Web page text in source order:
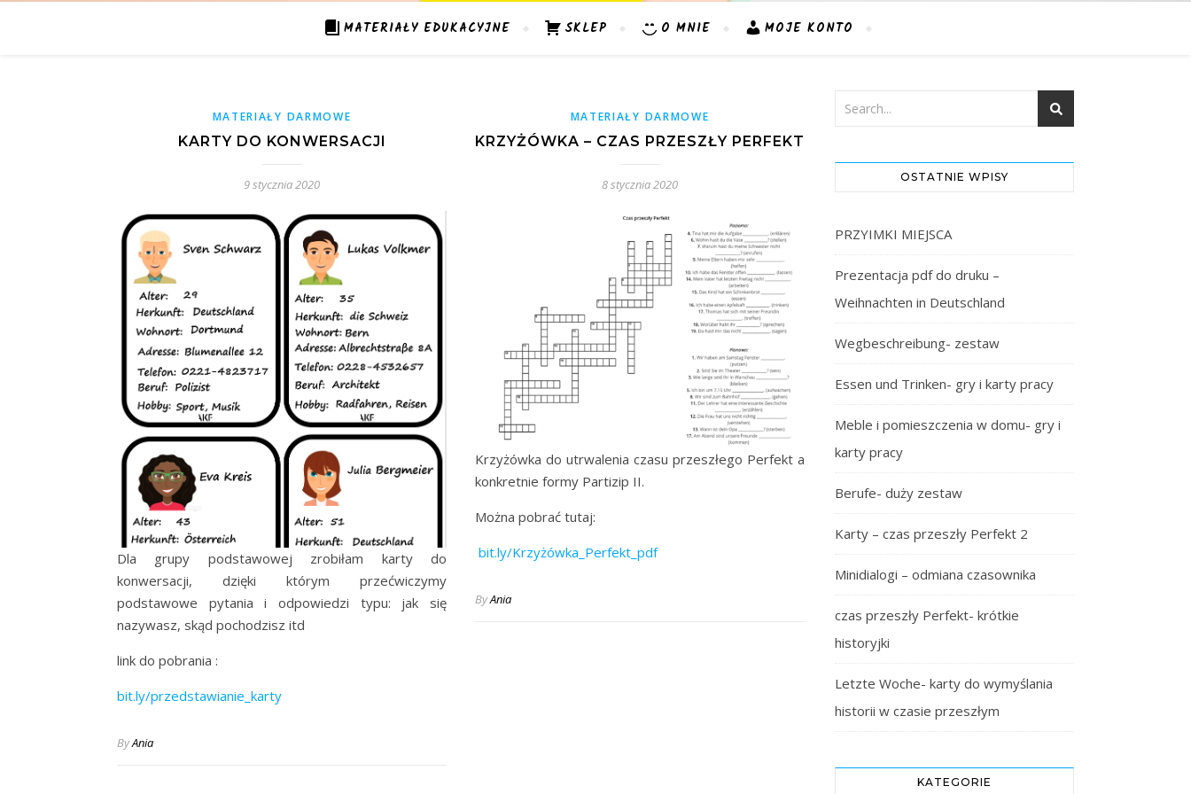
MATERIAŁY EDUKACYJNE SKLEP O MNIE MOJE KONTO
MATERIAŁY DARMOWE
KARTY DO KONWERSACJI
9 stycznia 2020
Dla grupy podstawowej zrobiłam karty do
konwersacji, dzięki którym przećwiczymy
podstawowe pytania i odpowiedzi typu: jak się
nazywasz, skąd pochodzisz itd
link do pobrania :
bit.ly/przedstawianie_karty
ByAnia
MATERIAŁY DARMOWE
KRZYŻÓWKA – CZAS PRZESZŁY PERFEKT
8 stycznia 2020
Krzyżówka do utrwalenia czasu przeszłego Perfekt a
konkretnie formy Partizip II.
Można pobrać tutaj:
bit.ly/Krzyżówka_Perfekt_pdf
ByAnia
OSTATNIE WPISY
PRZYIMKI MIEJSCA
Prezentacja pdf do druku –
Weihnachten in Deutschland
Wegbeschreibung- zestaw
Essen und Trinken- gry i karty pracy
Meble i pomieszczenia w domu- gry i
karty pracy
Berufe- duży zestaw
Karty – czas przeszły Perfekt 2
Minidialogi – odmiana czasownika
czas przeszły Perfekt- krótkie
historyjki
Letzte Woche- karty do wymyślania
historii w czasie przeszłym
KATEGORIE